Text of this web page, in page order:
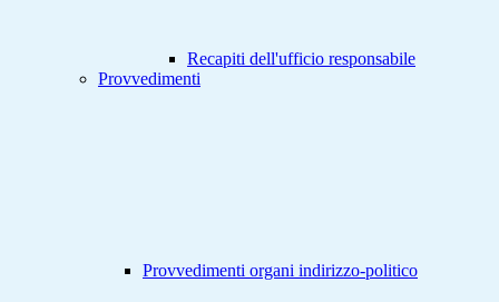
Recapiti dell'ufficio responsabile
Provvedimenti
Provvedimenti organi indirizzo-politico